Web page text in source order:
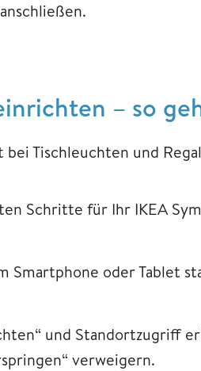
– so
Tischleuchten und
Schritte für Ihr IKEA
Smartphone oder Tablet
und Standortzugriff
verweigern.